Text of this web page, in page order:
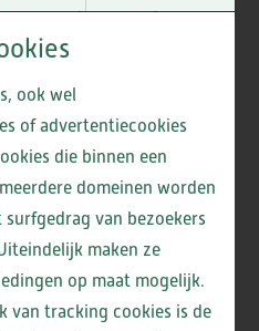
ook wel
of advertentiecookies
die binnen een
domeinen worden
van bezoekers
maken ze
op maat mogelijk.
van tracking cookies is de
we inspelen op
jong en oud, de
en afgestemd op
staan we sterker
regio.
ViVa! samen in de regio